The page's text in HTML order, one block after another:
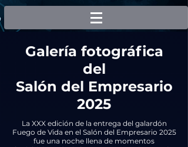
Galería fotográfica
del
Salón del Empresario
2025
La XXX edición de la entrega del galardón
Fuego de Vida en el Salón del Empresario 2025
fue una noche llena de momentos